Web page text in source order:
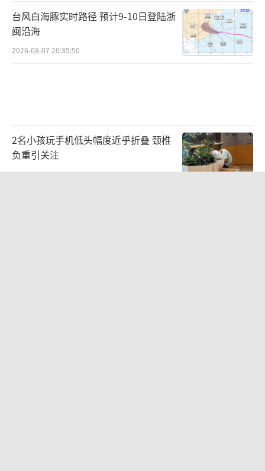
台风白海豚实时路径 预计9-10日登陆浙
闽沿海
2026-08-07 20:35:50
2名小孩玩手机低头幅度近乎折叠 颈椎
负重引关注
2026-08-07 23:18:11